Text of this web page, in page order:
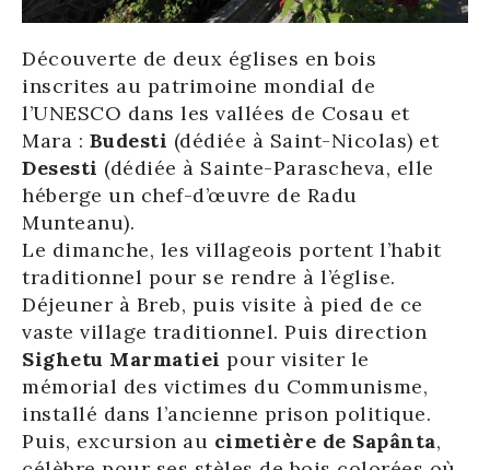
Découverte de deux églises en bois
inscrites au patrimoine mondial de
l’UNESCO dans les vallées de Cosau et
Mara : Budesti (dédiée à Saint-Nicolas) et
Desesti (dédiée à Sainte-Parascheva, elle
héberge un chef-d’œuvre de Radu
Munteanu).
Le dimanche, les villageois portent l’habit
traditionnel pour se rendre à l’église.
Déjeuner à Breb, puis visite à pied de ce
vaste village traditionnel. Puis direction
Sighetu Marmatiei pour visiter le
mémorial des victimes du Communisme,
installé dans l’ancienne prison politique.
Puis, excursion au cimetière de Sapânta,